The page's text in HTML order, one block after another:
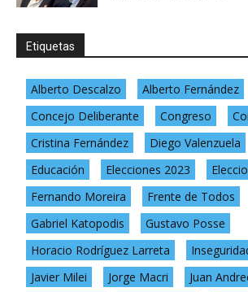
Etiquetas
Alberto Descalzo Alberto Fernández
Concejo Deliberante
Congreso
Cristina Fernández
Diego Valenzuela
Educación
Elecciones 2023
Fernando Moreira
Frente de Todos
Gabriel Katopodis
Gustavo Posse
Horacio Rodríguez Larreta
Javier Milei
Jorge Macri
Juan